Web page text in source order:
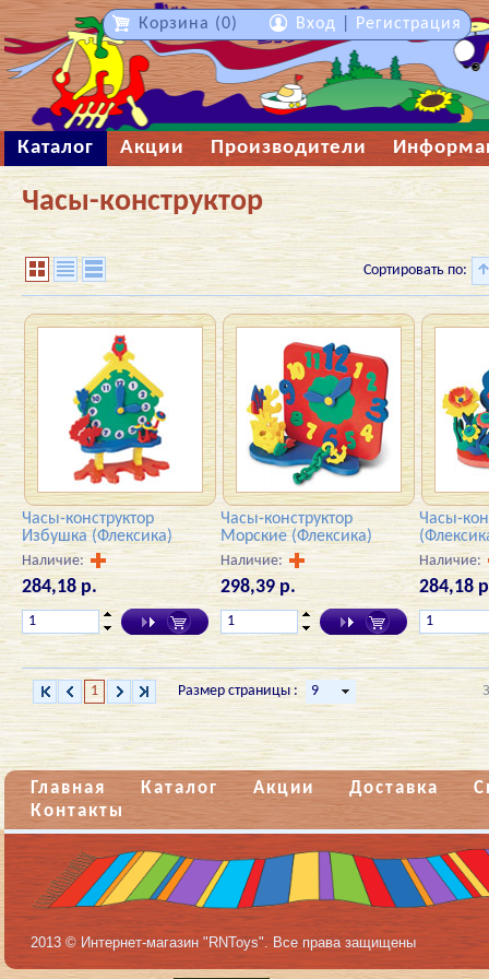
Каталог Акции Производители
Часы-конструктор
Сортировать по:
Часы-конструктор
Избушка (Флексика)
Наличие:
284,18 р.
Часы-конструктор
Морские (Флексика)
Наличие:
298,39 р.
Часы-
Наличие:
284,18
1 Размер страницы :
Главная Каталог Акции Доставка
Контакты
2013 © Интернет-магазин "RNToys". Все права защищены
Корзина (0) Вход Регистрация